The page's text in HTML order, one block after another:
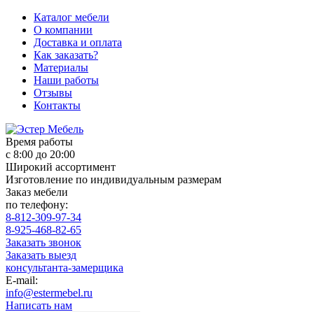
Каталог мебели
О компании
Доставка и оплата
Как заказать?
Материалы
Наши работы
Отзывы
Контакты
Время работы
с 8:00 до 20:00
Широкий ассортимент
Изготовление по индивидуальным размерам
Заказ мебели
по телефону:
8-812-309-97-34
8-925-468-82-65
Заказать звонок
Заказать выезд
консультанта-замерщика
E-mail:
info@estermebel.ru
Написать нам